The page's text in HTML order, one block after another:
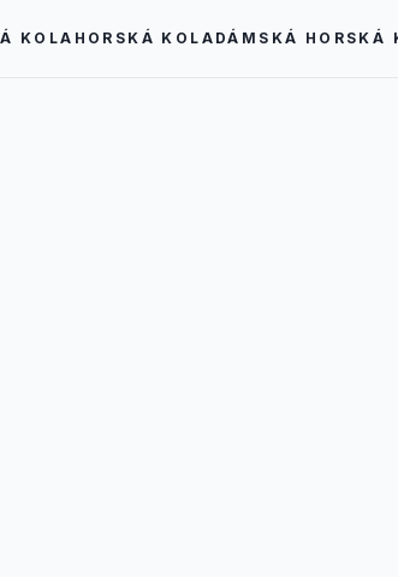
KOLA HORSKÁ KOLA DÁMSKÁ HORSKÁ